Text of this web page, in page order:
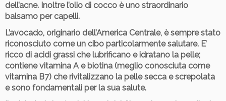
dell’acne. Inoltre l’olio di cocco è uno straordinario
balsamo per capelli.
L’avocado, originario dell’America Centrale, è sempre stato
riconosciuto come un cibo particolarmente salutare. E’
ricco di acidi grassi che lubrificano e idratano la pelle;
contiene vitamina A e biotina (meglio conosciuta come
vitamina B7) che rivitalizzano la pelle secca e screpolata
e sono fondamentali per la sua salute.